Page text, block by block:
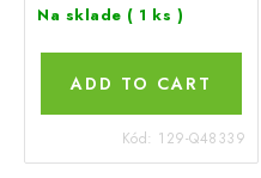
Na sklade ( 1 ks )
ADD TO CART
Kód: 129-Q48339